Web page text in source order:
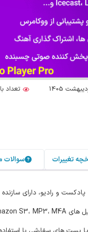
تعداد
تغییرات سوالات
و رادیو، دارای سازنده